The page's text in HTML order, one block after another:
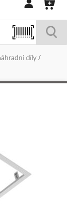
Přihlásit/
díly